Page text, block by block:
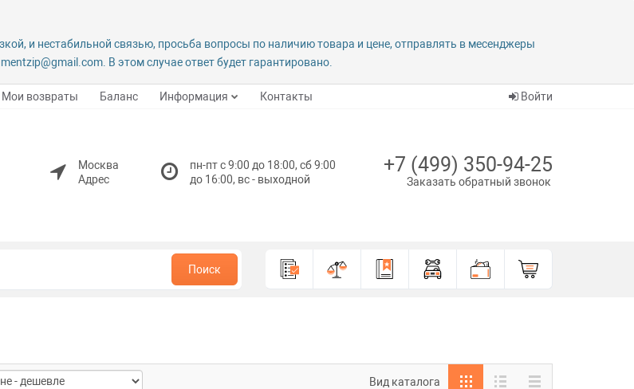
и нестабильной связью, просьба вопросы по наличию товара и цене, отправлять в месенджеры
В этом случае ответ будет гарантировано.
Мои возвраты Баланс Информация Контакты Войти
Москва
Адрес
пн-пт с 9:00 до 18:00, сб 9:00
до 16:00, вс - выходной
+7 (499) 350-94-25
Заказать обратный звонок
Поиск
Вид каталога